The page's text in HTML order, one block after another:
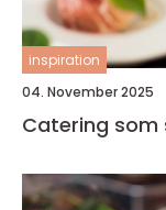
inspiration
04. November 2025
Catering som